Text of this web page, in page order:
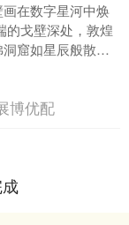
在数字星河中焕
的戈壁深处，敦煌
窟如星辰般散
来，这里的壁画
博优配